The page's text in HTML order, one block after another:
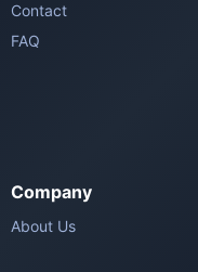
Contact
FAQ
Company
About Us